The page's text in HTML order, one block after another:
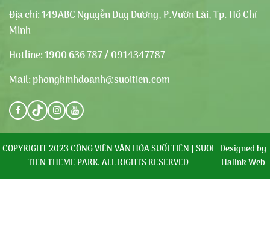
Địa chỉ:149ABC Nguyễn Duy Dương, P.Vườn Lài, Tp. Hồ Chí
Minh
Hotline:1900 636 787 / 0914347787
Mail:phongkinhdoanh@suoitien.com
COPYRIGHT 2023 CÔNG VIÊN VĂN HÓA SUỐI TIÊN | SUOI
TIEN THEME PARK. ALL RIGHTS RESERVED
Designed by
Halink Web